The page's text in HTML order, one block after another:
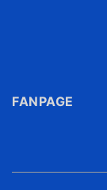
FANPAGE